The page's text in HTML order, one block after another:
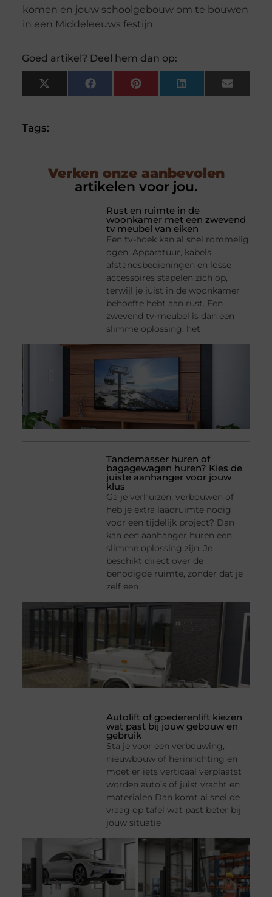
komen en jouw schoolgebouw om te bouwen
in een Middeleeuws festijn.
Goed artikel? Deel hem dan op:
X
(Twitter)
FacebookPinterestLinkedInEmail
Tags:
Verken onze aanbevolen
artikelen voor jou.
Rust en ruimte in de
woonkamer met een zwevend
tv meubel van eiken
Een tv-hoek kan al snel rommelig
ogen. Apparatuur, kabels,
afstandsbedieningen en losse
accessoires stapelen zich op,
terwijl je juist in de woonkamer
behoefte hebt aan rust. Een
zwevend tv-meubel is dan een
slimme oplossing: het
Tandemasser huren of
bagagewagen huren? Kies de
juiste aanhanger voor jouw
klus
Ga je verhuizen, verbouwen of
heb je extra laadruimte nodig
voor een tijdelijk project? Dan
kan een aanhanger huren een
slimme oplossing zijn. Je
beschikt direct over de
benodigde ruimte, zonder dat je
zelf een
Autolift of goederenlift kiezen
wat past bij jouw gebouw en
gebruik
Sta je voor een verbouwing,
nieuwbouw of herinrichting en
moet er iets verticaal verplaatst
worden auto’s of juist vracht en
materialen Dan komt al snel de
vraag op tafel wat past beter bij
jouw situatie